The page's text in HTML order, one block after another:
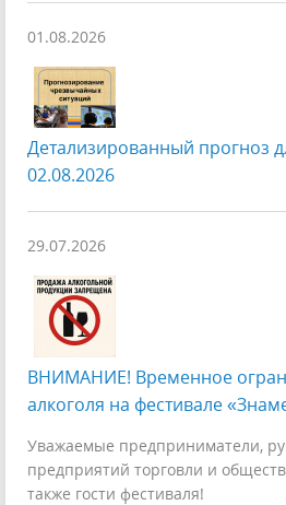
01.08.2026
Детализированный прогноз
02.08.2026
29.07.2026
ВНИМАНИЕ! Временное
алкоголя на фестивале
Уважаемые предприниматели,
предприятий торговли и
также гости фестиваля!